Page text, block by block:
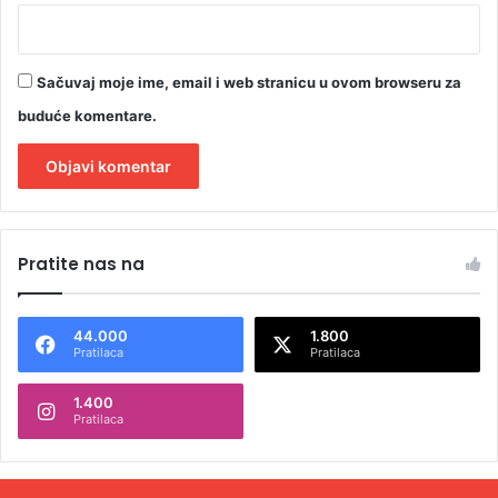
Sačuvaj moje ime, email i web stranicu u ovom browseru za
buduće komentare.
t
n
t
Pratite nas na
44.000
Pratilaca
1.800
Pratilaca
1.400
Pratilaca